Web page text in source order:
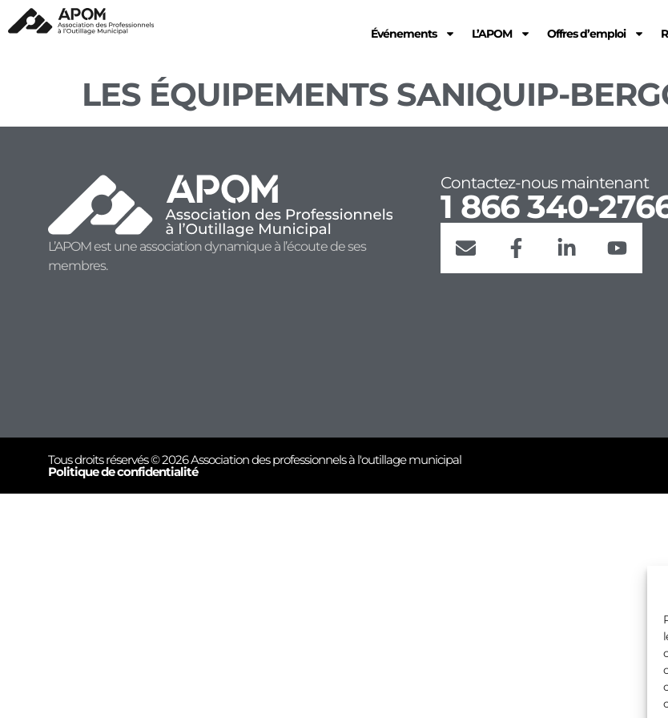
Événements L’APOM Offres d’emploi
LES ÉQUIPEMENTS SANIQUIP-
L’APOM est une association dynamique à l’écoute de ses
membres.
Contactez-nous maintenant
1 866 340-
Tous droits réservés © 2026 Association des professionnels à l'outillage municipal
Politique de confidentialité